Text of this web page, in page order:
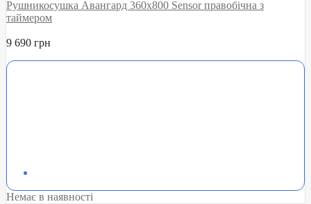
Рушникосушка Авангард 360х800 Sensor правобічна з
таймером
9 690 грн
Немає в наявності